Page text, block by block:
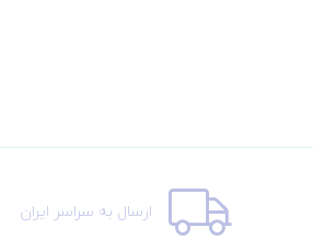
ارسال به سراسر ایران